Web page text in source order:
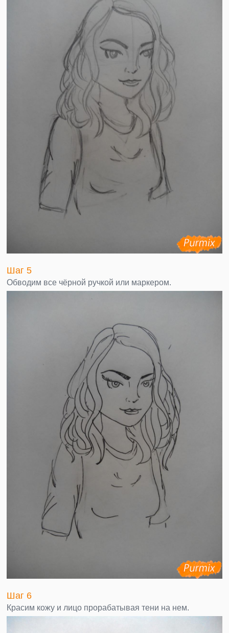
Шаг 5
Обводим все чёрной ручкой или маркером.
Шаг 6
Красим кожу и лицо прорабатывая тени на нем.